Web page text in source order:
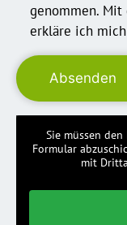
genommen. Mit
erkläre ich
Sie müssen
Formular
mit